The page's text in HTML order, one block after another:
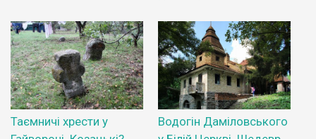
Таємничі хрести у
Водогін Даміловського